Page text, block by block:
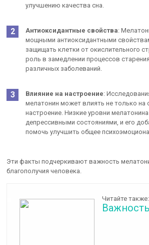
улучшению качества сна.
Антиоксидантные свойства:
мощными антиоксидантными
защищать клетки от окислительного
роль в замедлении процессов
различных заболеваний.
Влияние на настроение:
мелатонин может влиять не только на
настроение. Низкие уровни
депрессивными состояниями, и его
помочь улучшить общее
Эти факты подчеркивают важность
благополучия человека.
Читайте также: